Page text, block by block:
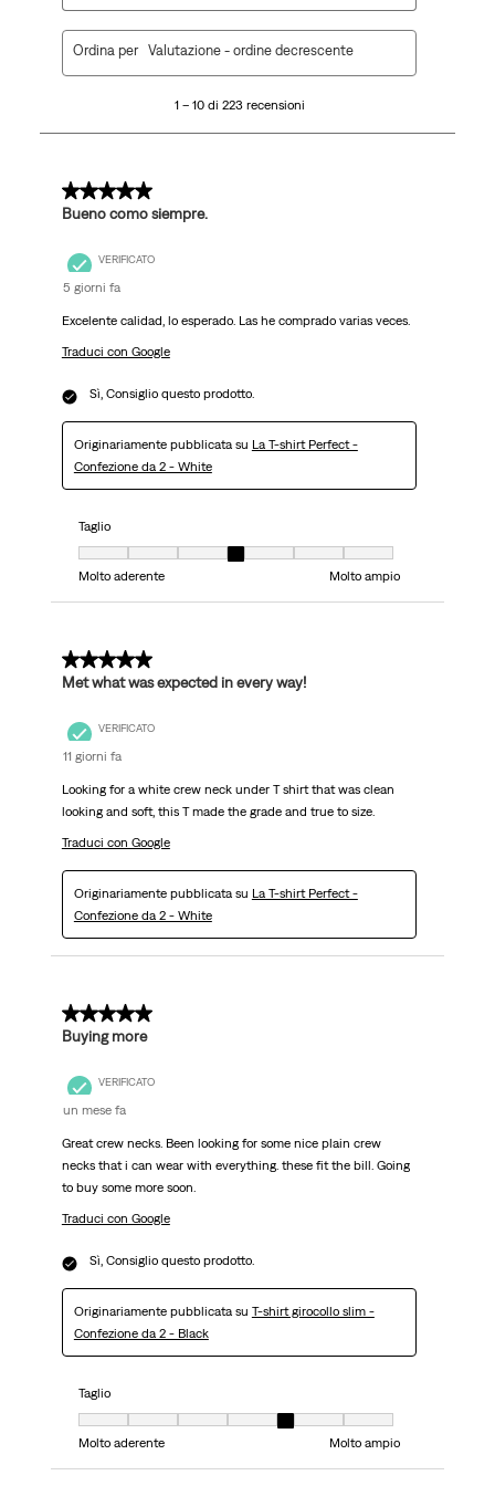
223
1 – 10 di 223 recensioni
Ordina per Valutazione - ordine decrescente
5 su 5 stelle.
Bueno como siempre.
VERIFICATO
5 giorni fa
Excelente calidad, lo esperado. Las he comprado varias veces.
Traduci con Google
Sì, Consiglio questo prodotto.
Originariamente pubblicata su La T-shirt Perfect -
Confezione da 2 - White
Taglio
Taglio, 4 su 7, dove 1 è uguale a Molto aderente e 7 è uguale a Molto
Molto aderente
Molto ampio
5 su 5 stelle.
Met what was expected in every way!
VERIFICATO
11 giorni fa
Looking for a white crew neck under T shirt that was clean
looking and soft, this T made the grade and true to size.
Traduci con Google
Originariamente pubblicata su La T-shirt Perfect -
Confezione da 2 - White
5 su 5 stelle.
Buying more
VERIFICATO
un mese fa
Great crew necks. Been looking for some nice plain crew
necks that i can wear with everything. these fit the bill. Going
to buy some more soon.
Traduci con Google
Sì, Consiglio questo prodotto.
Originariamente pubblicata su T-shirt girocollo slim -
Confezione da 2 - Black
Taglio
Taglio, 5 su 7, dove 1 è uguale a Molto aderente e 7 è uguale a Molto
Molto aderente
Molto ampio